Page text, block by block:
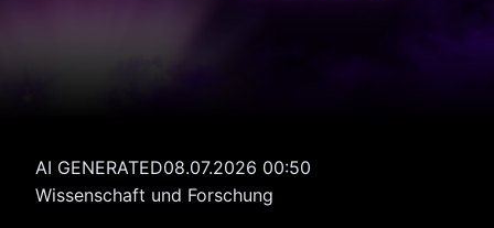
AI GENERATED08.07.2026 00:50
Wissenschaft und Forschung